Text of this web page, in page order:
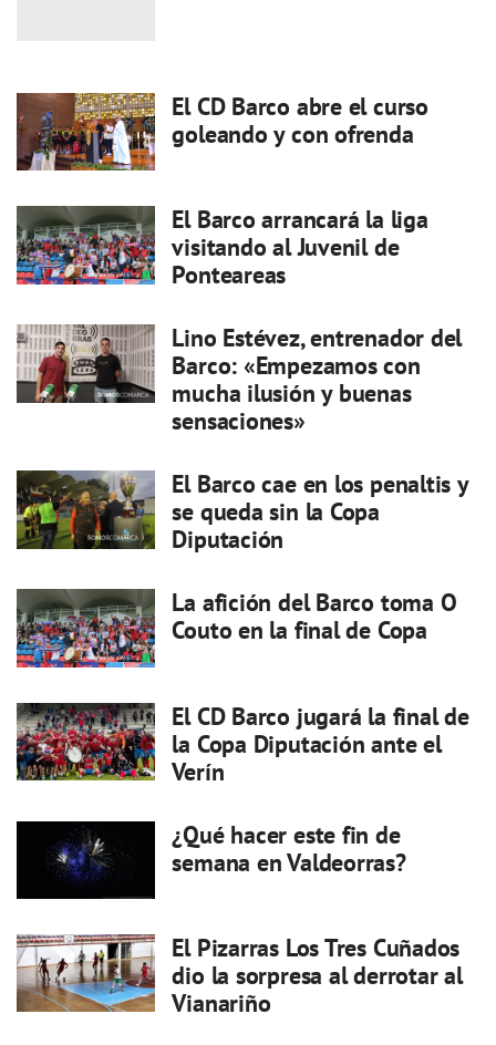
El CD Barco abre el curso
goleando y con ofrenda
El Barco arrancará la liga
visitando al Juvenil de
Ponteareas
Lino Estévez, entrenador del
Barco: «Empezamos con
mucha ilusión y buenas
sensaciones»
El Barco cae en los penaltis y
se queda sin la Copa
Diputación
La afición del Barco toma O
Couto en la final de Copa
El CD Barco jugará la final de
la Copa Diputación ante el
Verín
¿Qué hacer este fin de
semana en Valdeorras?
El Pizarras Los Tres Cuñados
dio la sorpresa al derrotar al
Vianariño